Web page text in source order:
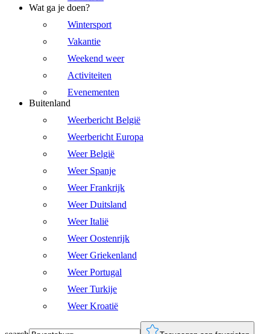
Wat ga je doen?
Wintersport
Vakantie
Weekend weer
Activiteiten
Evenementen
Buitenland
Weerbericht België
Weerbericht Europa
Weer België
Weer Spanje
Weer Frankrijk
Weer Duitsland
Weer Italië
Weer Oostenrijk
Weer Griekenland
Weer Portugal
Weer Turkije
Weer Kroatië